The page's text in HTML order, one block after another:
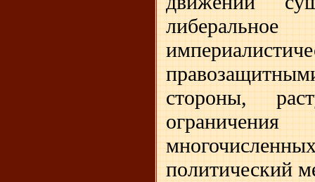
стороны,
политический